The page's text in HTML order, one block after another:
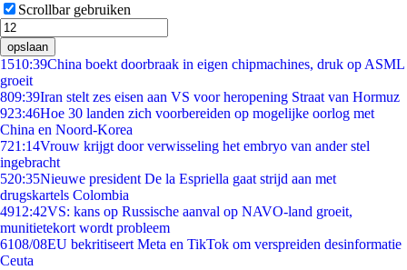
Scrollbar gebruiken
opslaan
1510:39China boekt doorbraak in eigen chipmachines, druk op ASML
groeit
809:39Iran stelt zes eisen aan VS voor heropening Straat van Hormuz
923:46Hoe 30 landen zich voorbereiden op mogelijke oorlog met
China en Noord-Korea
721:14Vrouw krijgt door verwisseling het embryo van ander stel
ingebracht
520:35Nieuwe president De la Espriella gaat strijd aan met
drugskartels Colombia
4912:42VS: kans op Russische aanval op NAVO-land groeit,
munitietekort wordt probleem
6108/08EU bekritiseert Meta en TikTok om verspreiden desinformatie
Ceuta